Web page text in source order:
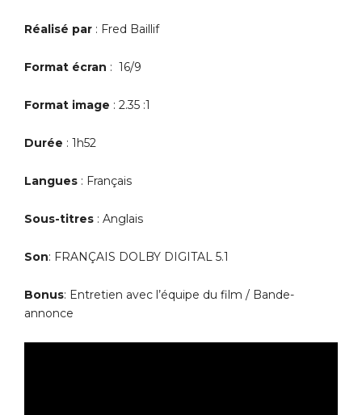
Réalisé par : Fred Baillif
Format écran : 16/9
Format image : 2.35 :1
Durée : 1h52
Langues : Français
Sous-titres : Anglais
Son: FRANÇAIS DOLBY DIGITAL 5.1
Bonus: Entretien avec l’équipe du film / Bande-
annonce